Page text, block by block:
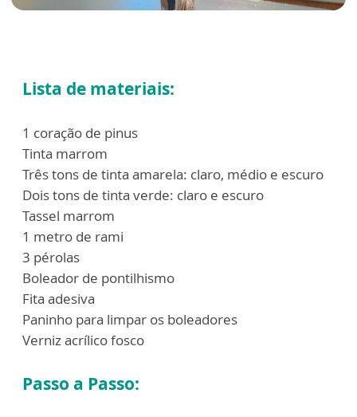
Lista de materiais:
1 coração de pinus
Tinta marrom
Três tons de tinta amarela: claro, médio e escuro
Dois tons de tinta verde: claro e escuro
Tassel marrom
1 metro de rami
3 pérolas
Boleador de pontilhismo
Fita adesiva
Paninho para limpar os boleadores
Verniz acrílico fosco
Passo a Passo: